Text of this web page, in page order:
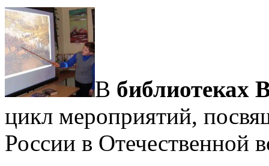
В библиотеках
цикл мероприятий,
России в Отечественной